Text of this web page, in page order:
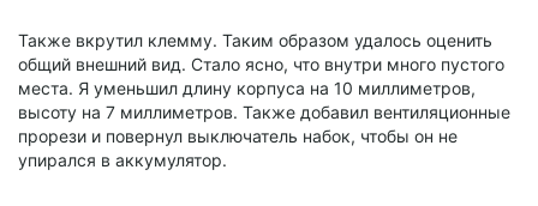
Также вкрутил клемму. Таким образом удалось оценить
общий внешний вид. Стало ясно, что внутри много пустого
места. Я уменьшил длину корпуса на 10 миллиметров,
высоту на 7 миллиметров. Также добавил вентиляционные
прорези и повернул выключатель набок, чтобы он не
упирался в аккумулятор.